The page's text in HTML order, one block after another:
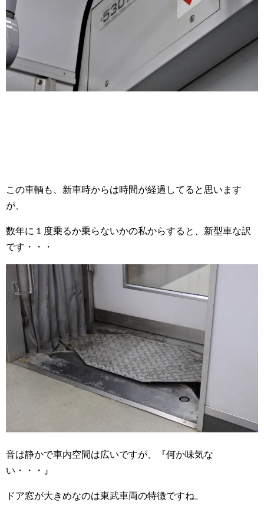
この車輌も、新車時からは時間が経過してると思います
が、
数年に１度乗るか乗らないかの私からすると、新型車な訳
です・・・
音は静かで車内空間は広いですが、『何か味気な
い・・・』
ドア窓が大きめなのは東武車両の特徴ですね。